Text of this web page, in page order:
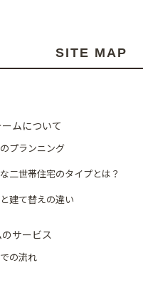
SITE MAP
ムについて
プランニング
二世帯住宅のタイプとは？
建て替えの違い
サービス
の流れ